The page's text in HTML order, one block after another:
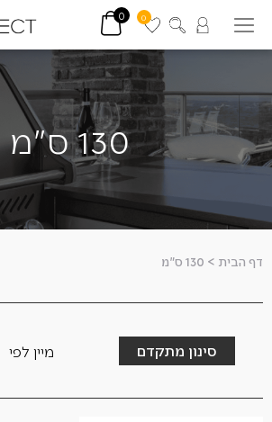
0
0
130 ס"מ
דף הבית > 130 ס"מ
סינון מתקדם